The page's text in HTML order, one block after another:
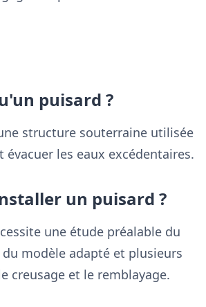
puisard ?
structure souterraine utilisée
évacuer les eaux excédentaires.
un puisard ?
une étude préalable du
modèle adapté et plusieurs
creusage et le remblayage.